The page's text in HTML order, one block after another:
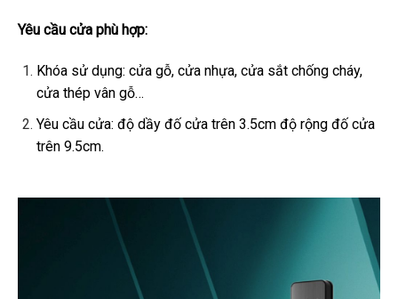
Yêu cầu cửa phù hợp:
Khóa sử dụng: cửa gỗ, cửa nhựa, cửa sắt chống cháy,
cửa thép vân gỗ…
Yêu cầu cửa: độ dầy đố cửa trên 3.5cm độ rộng đố cửa
trên 9.5cm.